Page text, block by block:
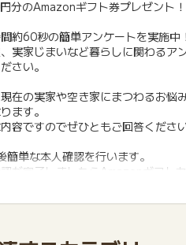
分のAmazonギフト券プレゼント！
約60秒の簡単アンケートを実施中
実家じまいなど暮らしに関わるア
さい。
在の実家や空き家にまつわるお悩
ます。
容ですのでぜひともご回答ください
簡単な本人確認を行います。
認が完了しましたらAmazonギフト
はなくデジタルコードでの配布と